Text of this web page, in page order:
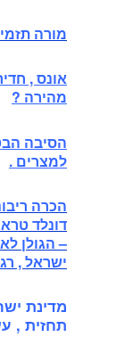
מורה
אונס ,
מהירה ?
הסיבה
למצרים .
הכרה
דונלד
– הגולן
ישראל ,
מדינת
תחזית ,